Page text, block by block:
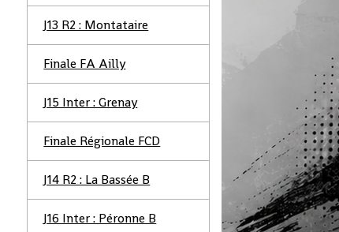
J13 R2 : Montataire
Finale FA Ailly
J15 Inter : Grenay
Finale Régionale FCD
J14 R2 : La Bassée B
J16 Inter : Péronne B